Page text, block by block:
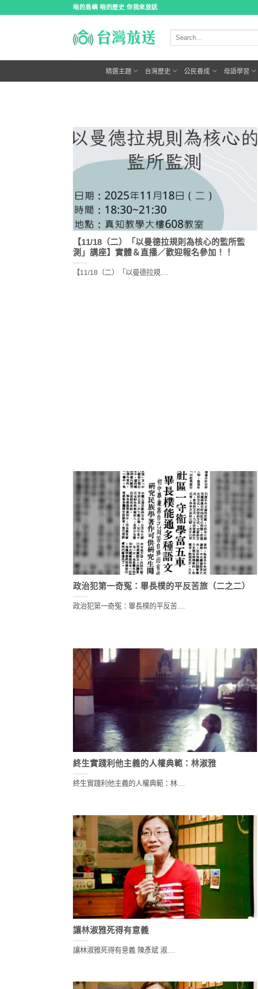
咱的島嶼 咱的歷史 你我來放送
精選主題 台灣歷史 公民養成 母語學習
【11/18（二）「以曼德拉規則為核心的監所監
測」講座】實體＆直播／歡迎報名參加！！
【11/18（二）「以曼德拉規....
政治犯第一奇冤：畢長樸的平反苦旅（二之二）
政治犯第一奇冤：畢長樸的平反苦....
終生實踐利他主義的人權典範：林淑雅
終生實踐利他主義的人權典範：林....
讓林淑雅死得有意義
讓林淑雅死得有意義 陳彥斌 淑....